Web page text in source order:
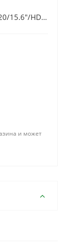
15.6"/HD
и может